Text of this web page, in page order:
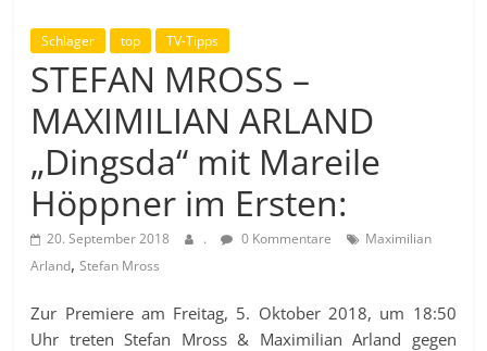
Schlager top TV-Tipps
STEFAN MROSS –
MAXIMILIAN ARLAND
„Dingsda“ mit Mareile
Höppner im Ersten:
20. September 2018 . 0 Kommentare
Maximilian
Arland,Stefan Mross
Zur Premiere am Freitag, 5. Oktober 2018, um 18:50
Uhr treten Stefan Mross & Maximilian Arland gegen